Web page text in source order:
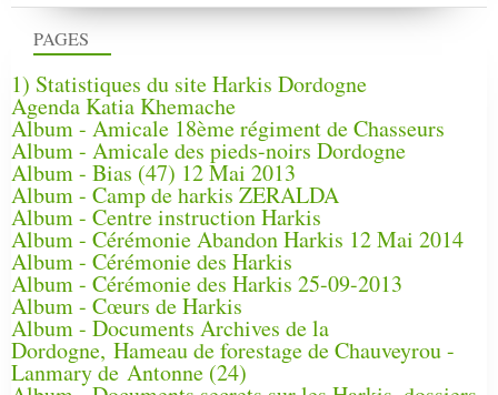
PAGES
1) Statistiques du site Harkis Dordogne
Agenda Katia Khemache
Album - Amicale 18ème régiment de Chasseurs
Album - Amicale des pieds-noirs Dordogne
Album - Bias (47) 12 Mai 2013
Album - Camp de harkis ZERALDA
Album - Centre instruction Harkis
Album - Cérémonie Abandon Harkis 12 Mai 2014
Album - Cérémonie des Harkis
Album - Cérémonie des Harkis 25-09-2013
Album - Cœurs de Harkis
Album - Documents Archives de la
Dordogne, Hameau de forestage de Chauveyrou -
Lanmary de Antonne (24)